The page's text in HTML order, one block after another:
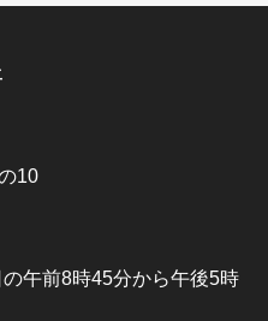
10
午前8時45分から午後5時